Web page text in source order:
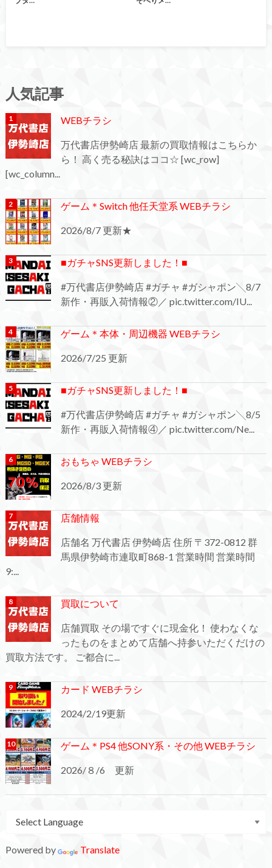
人気記事
WEBチラシ
万代書店伊勢崎店 最新の買取情報はこちらか
ら！ 高く売る秘訣はココ☆ [wc_row]
[wc_column...
ゲーム＊Switch 他任天堂系 WEBチラシ
2026/8/7 更新★
■ガチャSNS更新しました！■
#万代書店伊勢崎店 #ガチャ #ガシャポン╲8/7
新作・再販入荷情報②／ pic.twitter.com/IU...
ゲーム＊本体・周辺機器 WEBチラシ
2026/7/25 更新
■ガチャSNS更新しました！■
#万代書店伊勢崎店 #ガチャ #ガシャポン╲8/5
新作・再販入荷情報④／ pic.twitter.com/Ne...
おもちゃ WEBチラシ
2026/8/3 更新
店舗情報
店舗名 万代書店 伊勢崎店 住所 〒372-0812 群
馬県伊勢崎市連取町868-1 営業時間 営業時間
9:...
買取について
店舗買取 その場ですぐに現金化！ 使わなくな
ったものをまとめて店舗へ持参いただくだけの
買取方法です。 ご都合に...
カード WEBチラシ
2024/2/19更新
ゲーム＊PS4 他SONY系・その他 WEBチラシ
2026/８/6 更新
Powered by Translate